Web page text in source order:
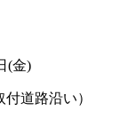
(金)
道路沿い）